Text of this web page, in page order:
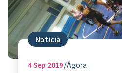
Noticia
4Sep 2019 Ágora